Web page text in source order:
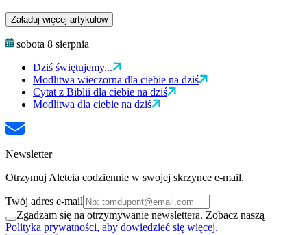
Załaduj więcej artykułów
sobota 8 sierpnia
Dziś świętujemy...
Modlitwa wieczorna dla ciebie na dziś
Cytat z Biblii dla ciebie na dziś
Modlitwa dla ciebie na dziś
Newsletter
Otrzymuj Aleteia codziennie w swojej skrzynce e-mail.
Twój adres e-mail
Zgadzam się na otrzymywanie newslettera. Zobacz naszą
Polityka prywatności, aby dowiedzieć się więcej.